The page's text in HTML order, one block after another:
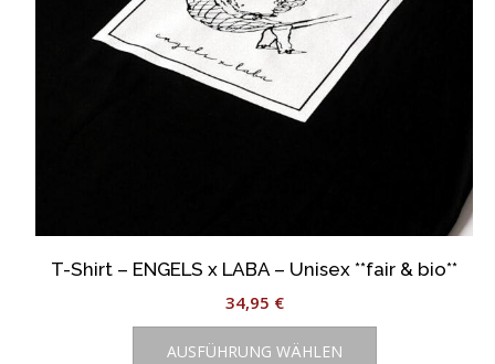
T-Shirt – ENGELS x LABA – Unisex **fair & bio**
34,95 €
AUSFÜHRUNG WÄHLEN
Dieses